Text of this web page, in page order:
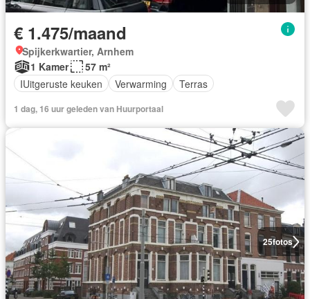
€ 1.475/maand
Spijkerkwartier, Arnhem
1 Kamer
57 m²
IUitgeruste keuken
Verwarming Terras
1 dag, 16 uur geleden van Huurportaal
25fotos